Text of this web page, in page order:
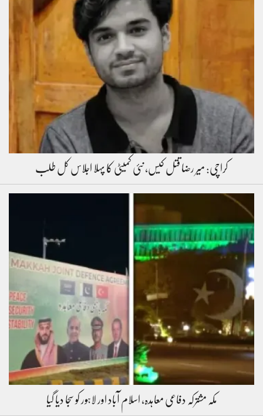
کراچی: میر رضا قتل کیس، نئی کمیٹی کا پہلا اجلاس کل طلب
مکہ مشترکہ دفاعی معاہدہ، اسلام آباد اور لاہور کو سجا دیا گیا